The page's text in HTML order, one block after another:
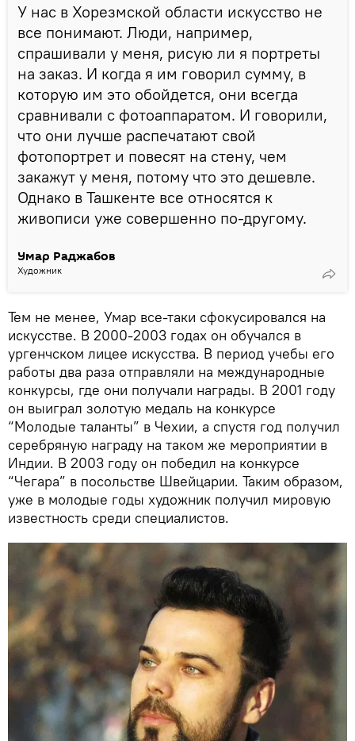
У нас в Хорезмской области искусство не
все понимают. Люди, например,
спрашивали у меня, рисую ли я портреты
на заказ. И когда я им говорил сумму, в
которую им это обойдется, они всегда
сравнивали с фотоаппаратом. И говорили,
что они лучше распечатают свой
фотопортрет и повесят на стену, чем
закажут у меня, потому что это дешевле.
Однако в Ташкенте все относятся к
живописи уже совершенно по-другому.
Умар Раджабов
Художник
Тем не менее, Умар все-таки сфокусировался на
искусстве. В 2000-2003 годах он обучался в
ургенчском лицее искусства. В период учебы его
работы два раза отправляли на международные
конкурсы, где они получали награды. В 2001 году
он выиграл золотую медаль на конкурсе
“Молодые таланты” в Чехии, а спустя год получил
серебряную награду на таком же мероприятии в
Индии. В 2003 году он победил на конкурсе
“Чегара” в посольстве Швейцарии. Таким образом,
уже в молодые годы художник получил мировую
известность среди специалистов.